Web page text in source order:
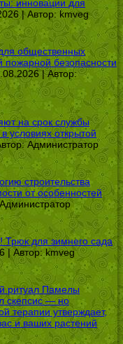
инновации для
| Автор:kmveg
общественных
пожарной безопасности
| Автор:
на срок службы
условиях открытой
Администратор
строительства
от особенностей
Администратор
Трюк для зимнего сада
| Автор:kmveg
ритуал Памелы
скепсис — но
терапии утверждает,
и ваших растений